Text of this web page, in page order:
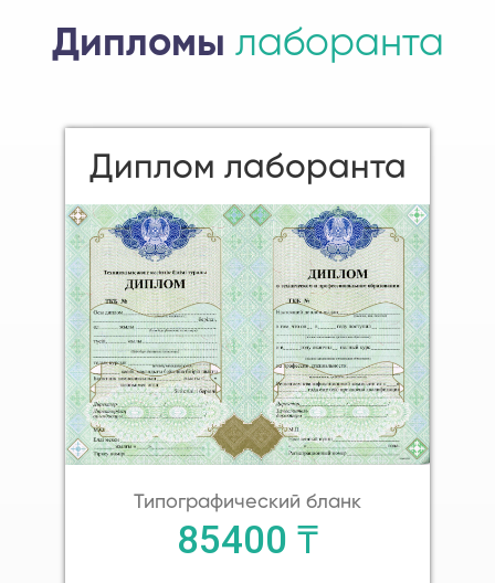
Дипломы лаборанта
Диплом лаборанта
Типографический бланк
85400 ₸